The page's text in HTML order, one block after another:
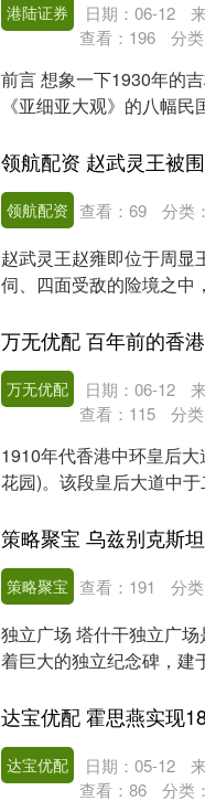
港陆证券 日期：06-12
查看： 196 分类
前言 想象一下1930年的
《亚细亚大观》的八幅
领航配资 查看： 69 分类：
赵武灵王赵雍即位于周显
伺、四面受敌的险境之中
万无优配 百年前的香
万无优配 日期：06-12
查看： 115 分类
1910年代香港中环皇后
花园)。该段皇后大道中
策略聚宝 查看： 191 分类
独立广场 塔什干独立广
着巨大的独立纪念碑，建
达宝优配 日期：05-12
查看： 86 分类：